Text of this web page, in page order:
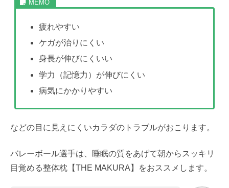
疲れやすい
ケガが治りにくい
身長が伸びにくいい
学力（記憶力）が伸びにくい
病気にかかりやすい
などの目に見えにくいカラダのトラブルがおこります。
バレーボール選手は、睡眠の質をあげて朝からスッキリ
目覚める整体枕【THE MAKURA】をおススメします。